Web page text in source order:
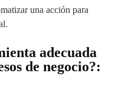
una acción para
adecuada
de negocio?: